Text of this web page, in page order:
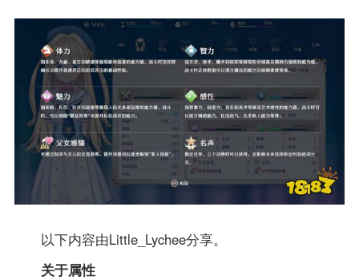
以下内容由Little_Lychee分享。
关于属性